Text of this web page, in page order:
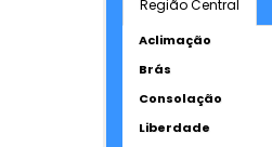
Região Central
Aclimação
Brás
Consolação
Liberdade